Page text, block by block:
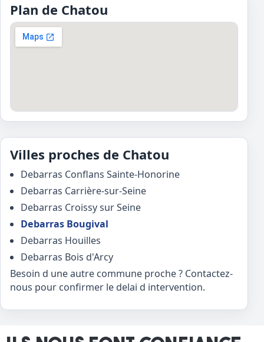
Plan de Chatou
Villes proches de Chatou
Debarras Conflans Sainte-Honorine
Debarras Carrière-sur-Seine
Debarras Croissy sur Seine
Debarras Bougival
Debarras Houilles
Debarras Bois d'Arcy
Besoin d une autre commune proche ? Contactez-
nous pour confirmer le delai d intervention.